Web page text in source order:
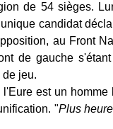
de 54 sièges.
candidat
au Front
de gauche
de jeu.
est un
"Plus